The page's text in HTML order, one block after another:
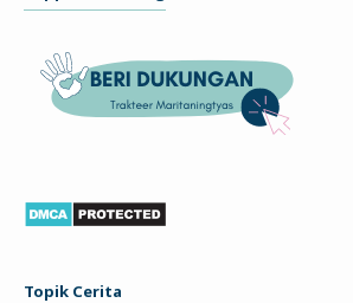
Topik Cerita